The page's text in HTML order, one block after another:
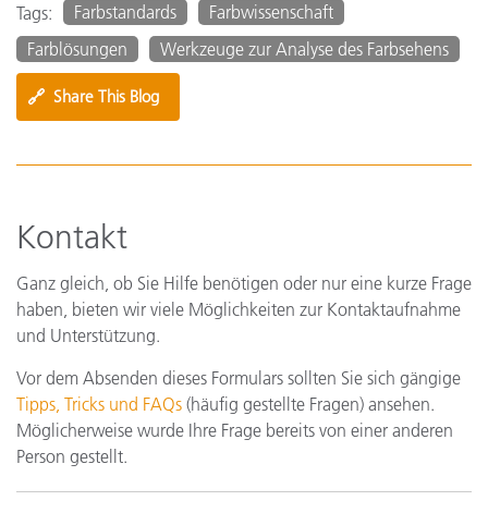
Tags: Farbstandards
Farbwissenschaft
Farblösungen
Werkzeuge zur Analyse des Farbsehens
🔗 Share This Blog
Kontakt
Ganz gleich, ob Sie Hilfe benötigen oder nur eine kurze Frage
haben, bieten wir viele Möglichkeiten zur Kontaktaufnahme
und Unterstützung.
Vor dem Absenden dieses Formulars sollten Sie sich gängige
Tipps, Tricks und FAQs (häufig gestellte Fragen) ansehen.
Möglicherweise wurde Ihre Frage bereits von einer anderen
Person gestellt.